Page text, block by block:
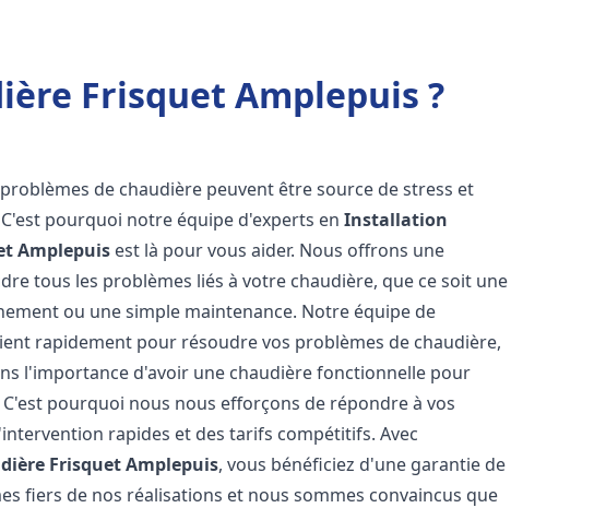
Frisquet Amplepuis ?
de chaudière peuvent être source de stress et
pourquoi notre équipe d'experts enInstallation
Amplepuis est là pour vous aider. Nous offrons une
tous les problèmes liés à votre chaudière, que ce soit une
ou une simple maintenance. Notre équipe de
rapidement pour résoudre vos problèmes de chaudière,
l'importance d'avoir une chaudière fonctionnelle pour
pourquoi nous nous efforçons de répondre à vos
rapides et des tarifs compétitifs. Avec
FrisquetAmplepuis, vous bénéficiez d'une garantie de
fiers de nos réalisations et nous sommes convaincus que